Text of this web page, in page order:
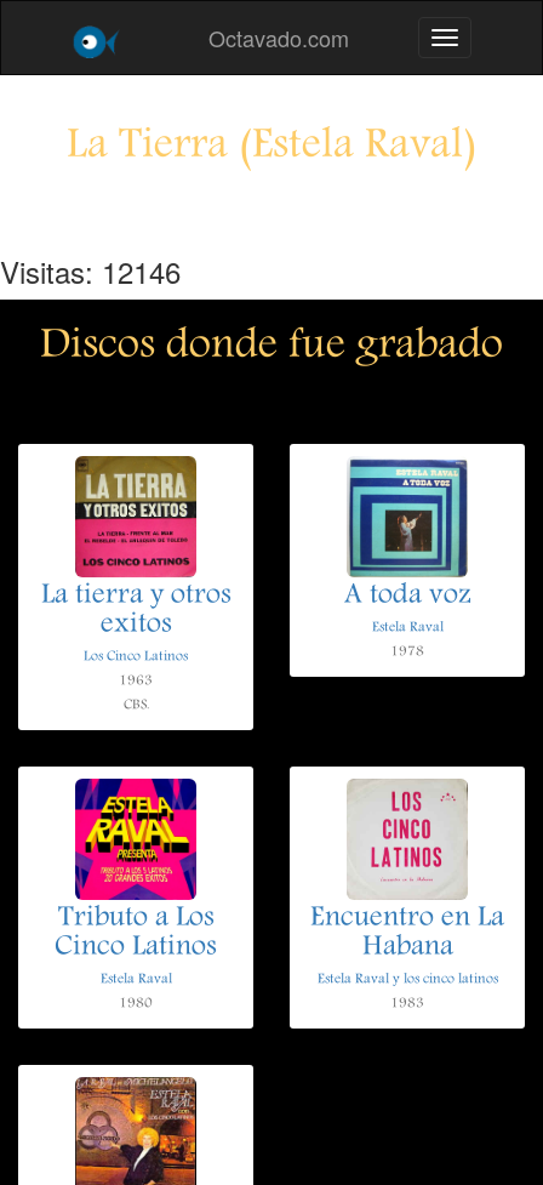
Octavado.com Toggle
La Tierra (Estela Raval)
Visitas: 12146
Discos donde fue grabado
La tierra y otros
exitos
Los Cinco Latinos
1963
CBS.
A toda voz
Estela Raval
1978
Tributo a Los
Cinco Latinos
Estela Raval
1980
Encuentro en La
Habana
Estela Raval y los cinco latinos
1983